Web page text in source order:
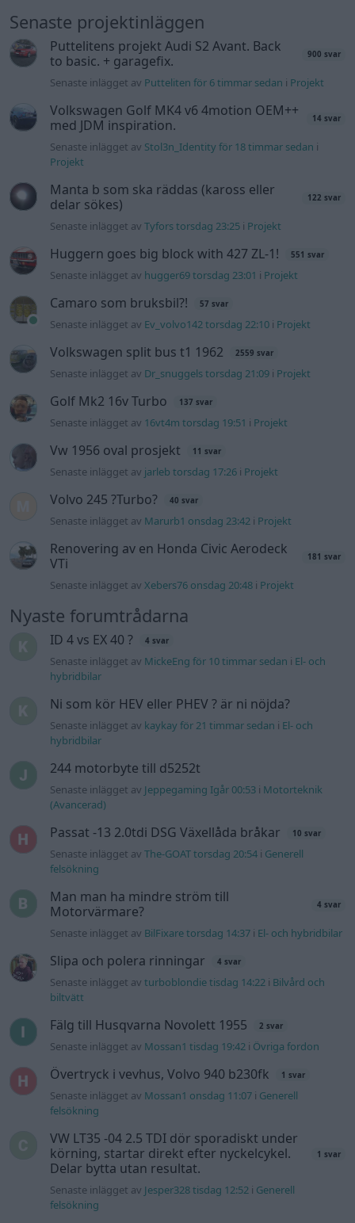
Senaste projektinläggen
Puttelitens projekt Audi S2 Avant. Back
to basic. + garagefix.
900 svar
Senaste inlägget av Putteliten för 6 timmar sedan i Projekt
Volkswagen Golf MK4 v6 4motion OEM++
med JDM inspiration.
14 svar
Senaste inlägget av Stol3n_Identity för 18 timmar sedan i
Projekt
Manta b som ska räddas (kaross eller
delar sökes)
122 svar
Senaste inlägget avTyfors torsdag 23:25 i Projekt
Huggern goes big block with 427 ZL-1! 551 svar
Senaste inlägget av hugger69 torsdag 23:01 i Projekt
Camaro som bruksbil?! 57 svar
Senaste inlägget av Ev_volvo142 torsdag 22:10 i Projekt
Volkswagen split bus t1 1962 2559 svar
Senaste inlägget av Dr_snuggels torsdag 21:09 i Projekt
Golf Mk2 16v Turbo 137 svar
Senaste inlägget av 16vt4m torsdag 19:51 i Projekt
Vw 1956 oval prosjekt 11 svar
Senaste inlägget av jarleb torsdag 17:26 i Projekt
Volvo 245 ?Turbo? 40 svar
Senaste inlägget av Marurb1 onsdag 23:42 i Projekt
Renovering av en Honda Civic Aerodeck
VTi
181 svar
Senaste inlägget avXebers76 onsdag 20:48 i Projekt
Nyaste forumtrådarna
ID 4 vs EX 40 ? 4 svar
Senaste inlägget av MickeEng för 10 timmar sedan i El- och
hybridbilar
Ni som kör HEV eller PHEV ? är ni nöjda?
Senaste inlägget av kaykay för 21 timmar sedan i El- och
hybridbilar
244 motorbyte till d5252t
Senaste inlägget av Jeppegaming Igår 00:53 i Motorteknik
(Avancerad)
Passat -13 2.0tdi DSG Växellåda bråkar 10 svar
Senaste inlägget avThe-GOAT torsdag 20:54 i Generell
felsökning
Man man ha mindre ström till
Motorvärmare?
4 svar
Senaste inlägget av BilFixare torsdag 14:37 i El- och hybridbilar
Slipa och polera rinningar 4 svar
Senaste inlägget avturboblondie tisdag 14:22 i Bilvård och
biltvätt
Fälg till Husqvarna Novolett 1955 2 svar
Senaste inlägget av Mossan1 tisdag 19:42 i Övriga fordon
Övertryck i vevhus, Volvo 940 b230fk 1 svar
Senaste inlägget av Mossan1 onsdag 11:07 i Generell
felsökning
VW LT35 -04 2.5 TDI dör sporadiskt under
körning, startar direkt efter nyckelcykel.
Delar bytta utan resultat.
1 svar
Senaste inlägget av Jesper328 tisdag 12:52 i Generell
felsökning